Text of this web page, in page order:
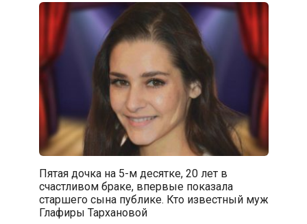
Пятая дочка на 5-м десятке, 20 лет в
счастливом браке, впервые показала
старшего сына публике. Кто известный муж
Глафиры Тархановой